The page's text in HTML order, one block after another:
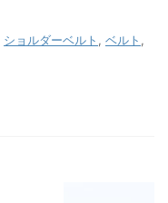
ショルダーベルト , ベルト ,